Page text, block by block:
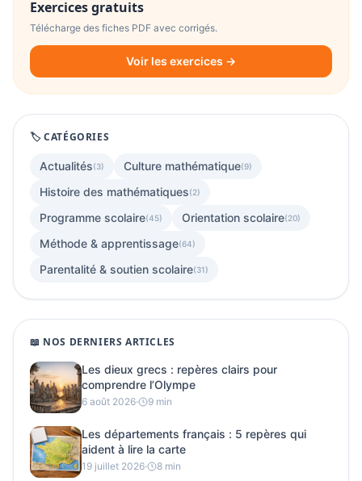
Exercices gratuits
Télécharge des fiches PDF avec corrigés.
Voir les exercices →
🏷️ CATÉGORIES
Actualités(3) Culture mathématique(9)
Histoire des mathématiques(2)
Programme scolaire(45) Orientation scolaire(20)
Méthode & apprentissage(64)
Parentalité & soutien scolaire(31)
📖 NOS DERNIERS ARTICLES
Les dieux grecs : repères clairs pour
comprendre l’Olympe
6 août 2026· 9 min
Les départements français : 5 repères qui
aident à lire la carte
19 juillet 2026· 8 min